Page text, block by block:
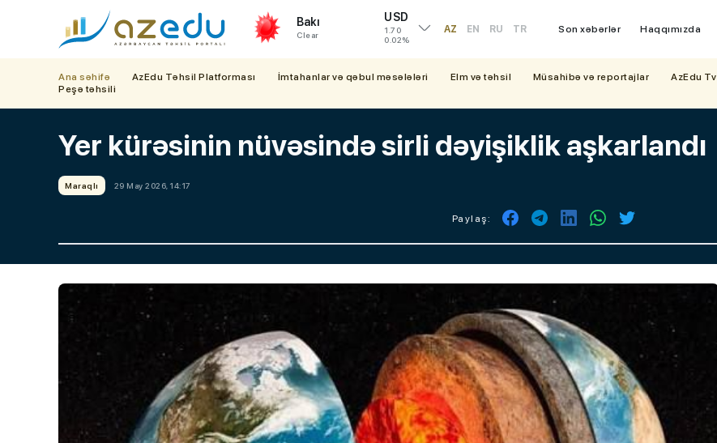
Bakı
Clear
USD
1.70
0.02%
AZ EN RU TR Son xəbərlər Haqqımızda
Ana səhifə AzEdu Təhsil Platforması İmtahanlar və qəbul məsələləri Elm və təhsil Müsahibə və reportajlar AzEdu Tv
Peşə təhsili
Yer kürəsinin nüvəsində sirli dəyişiklik aşkarlandı
Maraqlı 29 May 2026, 14:17
Paylaş: